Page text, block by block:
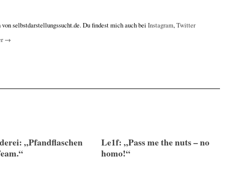
selbstdarstellungssucht.de. Du findest mich auch bei Instagram,Twitter
→
„Pfandflaschen
Le1f: „Pass me the nuts – no
homo!“